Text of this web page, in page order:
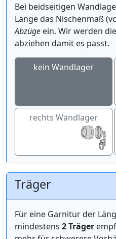
Bei beidseitigen
Länge das Nischenmaß
Abzüge ein. Wir werden
abziehen damit es passt.
kein Wandlager
rechts Wandlager
Träger
Für eine Garnitur der Länge
mindestens 2 Träger